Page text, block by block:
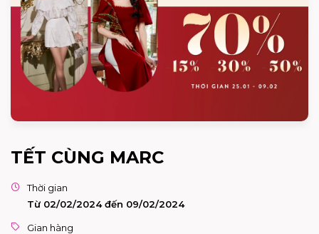
TẾT CÙNG MARC
Thời gian
Từ 02/02/2024 đến 09/02/2024
Gian hàng